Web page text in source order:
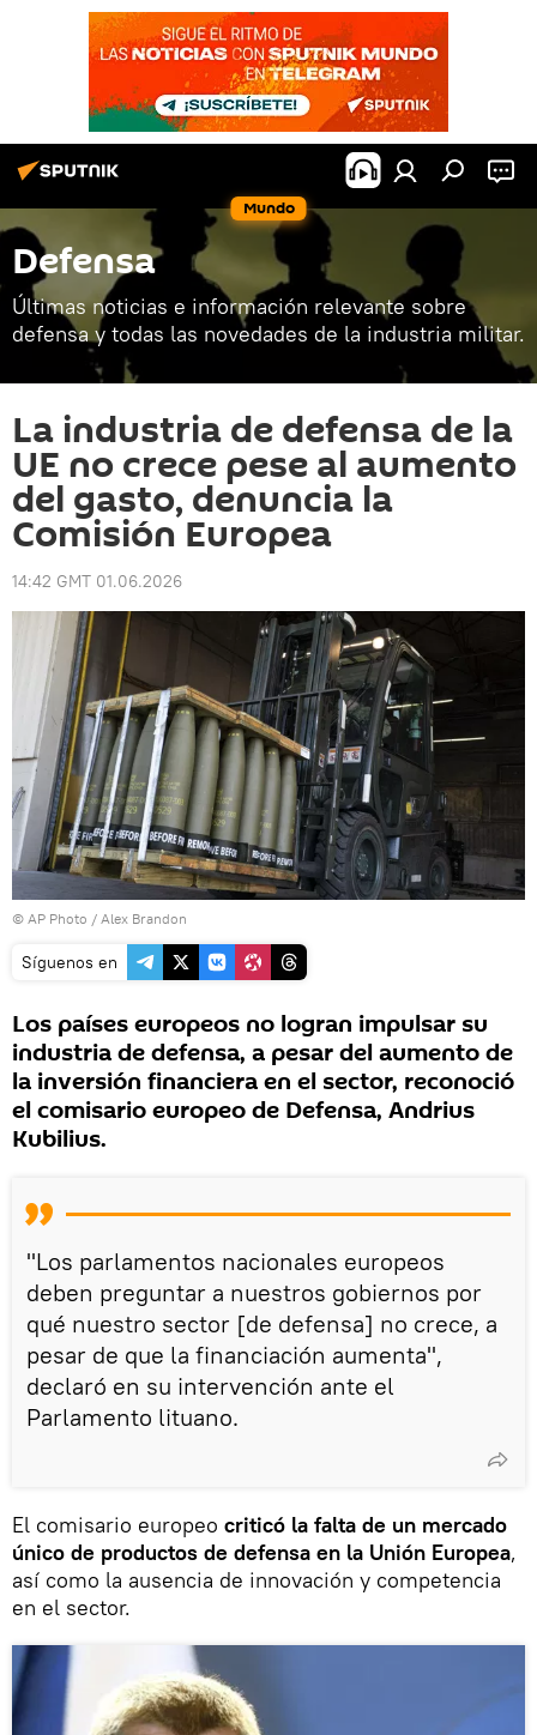
Mundo
Defensa
Últimas noticias e información relevante sobre
defensa y todas las novedades de la industria militar.
La industria de defensa de la
UE no crece pese al aumento
del gasto, denuncia la
Comisión Europea
14:42 GMT 01.06.2026
© AP Photo / Alex Brandon
Síguenos en
Los países europeos no logran impulsar su
industria de defensa, a pesar del aumento de
la inversión financiera en el sector, reconoció
el comisario europeo de Defensa, Andrius
Kubilius.
"Los parlamentos nacionales europeos
deben preguntar a nuestros gobiernos por
qué nuestro sector [de defensa] no crece, a
pesar de que la financiación aumenta",
declaró en su intervención ante el
Parlamento lituano.
El comisario europeo criticó la falta de un mercado
único de productos de defensa en la Unión Europea,
así como la ausencia de innovación y competencia
en el sector.